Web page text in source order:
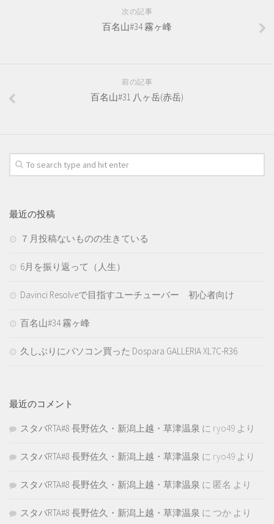
次の記事
百名山#34 霧ヶ峰
前の記事
百名山#31 八ヶ岳(赤岳)
最近の投稿
７月投稿ないものの生きている
6月を振り返って（人生）
Davinci Resolveで目指すユーチューバー 初心者向け
百名山#34 霧ヶ峰
久しぶりにパソコン買った Dospara GALLERIA XL7C-R36
最近のコメント
スタバRTA#8 長野佐久・新潟上越・草津温泉 に ryo49 より
スタバRTA#8 長野佐久・新潟上越・草津温泉 に ryo49 より
スタバRTA#8 長野佐久・新潟上越・草津温泉 に 匿名 より
スタバRTA#8 長野佐久・新潟上越・草津温泉 に つか より